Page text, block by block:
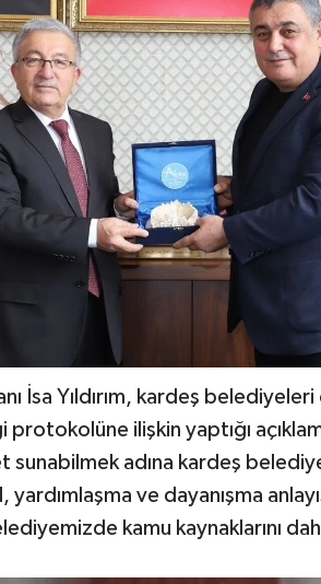
İsa Yıldırım, kardeş
protokolüne ilişkin yaptığı
sunabilmek adına kardeş
yardımlaşma ve dayanışma
kamu kaynaklarını